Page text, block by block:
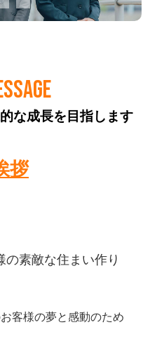
な成長を目指します
拶